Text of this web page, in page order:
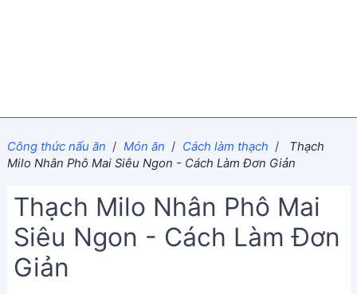
Công thức nấu ăn / Món ăn / Cách làm thạch /
Thạch
Milo Nhân Phô Mai Siêu Ngon - Cách Làm Đơn Giản
Thạch Milo Nhân Phô Mai
Siêu Ngon - Cách Làm Đơn
Giản